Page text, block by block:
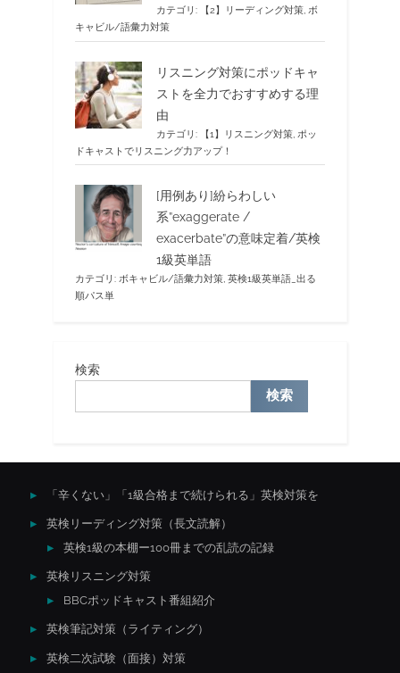
カテゴリ: 【2】リーディング対策, ボ
キャビル/語彙力対策
リスニング対策にポッドキャ
ストを全力でおすすめする理
由
カテゴリ: 【1】リスニング対策 ポッ
ドキャストでリスニング力アップ！
[用例あり]紛らわしい
系”exaggerate /
exacerbate”の意味定着/英検
1級英単語
カテゴリ: ボキャビル/語彙力対策, 英検1級英単語_出る
順パス単
検索
検索
「辛くない」「1級合格まで続けられる」英検対策を
英検リーディング対策（長文読解）
英検1級の本棚ー100冊までの乱読の記録
英検リスニング対策
BBCポッドキャスト番組紹介
英検筆記対策（ライティング）
英検二次試験（面接）対策